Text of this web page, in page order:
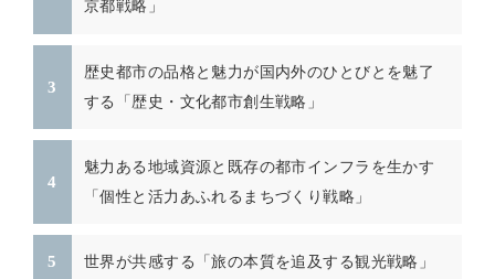
京都戦略」
歴史都市の品格と魅力が国内外のひとびとを魅了
する「歴史・文化都市創生戦略」
魅力ある地域資源と既存の都市インフラを生かす
「個性と活力あふれるまちづくり戦略」
世界が共感する「旅の本質を追及する観光戦略」